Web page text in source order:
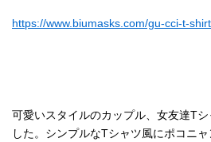
https://www.biumasks.com/gu-cci-t-
可愛いスタイルのカップル、女友達T
した。シンプルなTシャツ風にポコニ